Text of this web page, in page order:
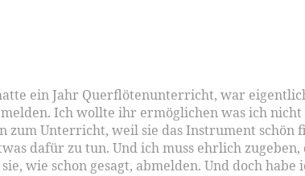
ein Jahr Querflötenunterricht, war
Ich wollte ihr ermöglichen was ich
Unterricht, weil sie das Instrument
dafür zu tun. Und ich muss ehrlich
wie schon gesagt, abmelden. Und doch